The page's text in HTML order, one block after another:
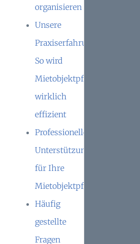
organisieren
Unsere
Praxiserfahrung:
So wird
Mietobjektpflege
wirklich
effizient
Professionelle
Unterstützung
für Ihre
Mietobjektpflege
Häufig
gestellte
Fragen